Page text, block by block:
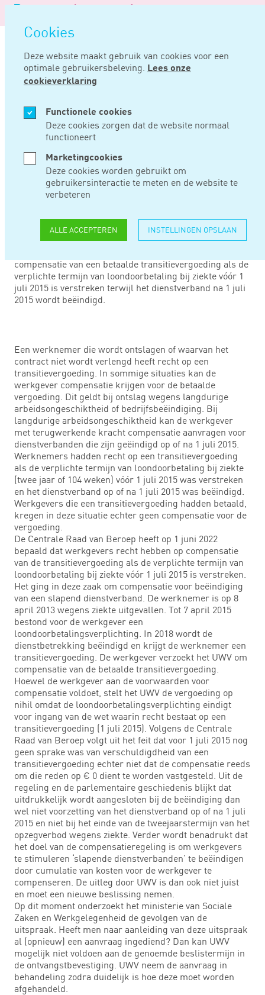
overslaan
Cookies
Deze website maakt gebruik van cookies voor een
optimale gebruikersbeleving. Lees onze
cookieverklaring
Functionele cookies
Deze cookies zorgen dat de website normaal
functioneert
Marketingcookies
Deze cookies worden gebruikt om
gebruikersinteractie te meten en de website te
verbeteren
ALLE ACCEPTEREN INSTELLINGEN OPSLAAN
Logo
Noord
Negentig
Home Nieuws
AUG 16, 2022
VAKER RECHT OP
COMPENSATIE
De Centrale Raad van Beroep heeft in een uitspraak
compensatie van een betaalde transitievergoeding als de
verplichte termijn van loondoorbetaling bij ziekte vóór 1
juli 2015 is verstreken terwijl het dienstverband na 1 juli
2015 wordt beëindigd.
Een werknemer die wordt ontslagen of waarvan het
contract niet wordt verlengd heeft recht op een
transitievergoeding. In sommige situaties kan de
werkgever compensatie krijgen voor de betaalde
vergoeding. Dit geldt bij ontslag wegens langdurige
arbeidsongeschiktheid of bedrijfsbeëindiging. Bij
langdurige arbeidsongeschiktheid kan de werkgever
met terugwerkende kracht compensatie aanvragen voor
dienstverbanden die zijn geëindigd op of na 1 juli 2015.
Werknemers hadden recht op een transitievergoeding
als de verplichte termijn van loondoorbetaling bij ziekte
(twee jaar of 104 weken) vóór 1 juli 2015 was verstreken
en het dienstverband op of na 1 juli 2015 was beëindigd.
Werkgevers die een transitievergoeding hadden betaald,
kregen in deze situatie echter geen compensatie voor de
vergoeding.
De Centrale Raad van Beroep heeft op 1 juni 2022
bepaald dat werkgevers recht hebben op compensatie
van de transitievergoeding als de verplichte termijn van
loondoorbetaling bij ziekte vóór 1 juli 2015 is verstreken.
Het ging in deze zaak om compensatie voor beëindiging
van een slapend dienstverband. De werknemer is op 8
april 2013 wegens ziekte uitgevallen. Tot 7 april 2015
bestond voor de werkgever een
loondoorbetalingsverplichting. In 2018 wordt de
dienstbetrekking beëindigd en krijgt de werknemer een
transitievergoeding. De werkgever verzoekt het UWV om
compensatie van de betaalde transitievergoeding.
Hoewel de werkgever aan de voorwaarden voor
compensatie voldoet, stelt het UWV de vergoeding op
nihil omdat de loondoorbetalingsverplichting eindigt
voor ingang van de wet waarin recht bestaat op een
transitievergoeding (1 juli 2015). Volgens de Centrale
Raad van Beroep volgt uit het feit dat voor 1 juli 2015 nog
geen sprake was van verschuldigdheid van een
transitievergoeding echter niet dat de compensatie reeds
om die reden op € 0 dient te worden vastgesteld. Uit de
regeling en de parlementaire geschiedenis blijkt dat
uitdrukkelijk wordt aangesloten bij de beëindiging dan
wel niet voorzetting van het dienstverband op of na 1 juli
2015 en niet bij het einde van de tweejaarstermijn van het
opzegverbod wegens ziekte. Verder wordt benadrukt dat
het doel van de compensatieregeling is om werkgevers
te stimuleren ‘slapende dienstverbanden’ te beëindigen
door cumulatie van kosten voor de werkgever te
compenseren. De uitleg door UWV is dan ook niet juist
en moet een nieuwe beslissing nemen.
Op dit moment onderzoekt het ministerie van Sociale
Zaken en Werkgelegenheid de gevolgen van de
uitspraak. Heeft men naar aanleiding van deze uitspraak
al (opnieuw) een aanvraag ingediend? Dan kan UWV
mogelijk niet voldoen aan de genoemde beslistermijn in
de ontvangstbevestiging. UWV neem de aanvraag in
behandeling zodra duidelijk is hoe deze moet worden
afgehandeld.